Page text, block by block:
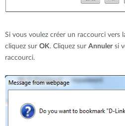
Si vous voulez créer un raccourci vers
cliquez sur OK. Cliquez sur Annuler si
raccourci.